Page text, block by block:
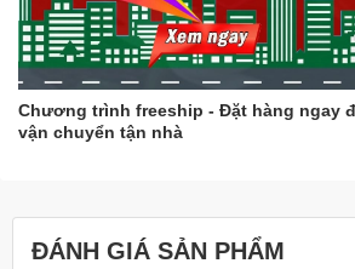
Chương trình freeship - Đặt hàng ngay
vận chuyển tận nhà
ĐÁNH GIÁ SẢN PHẨM